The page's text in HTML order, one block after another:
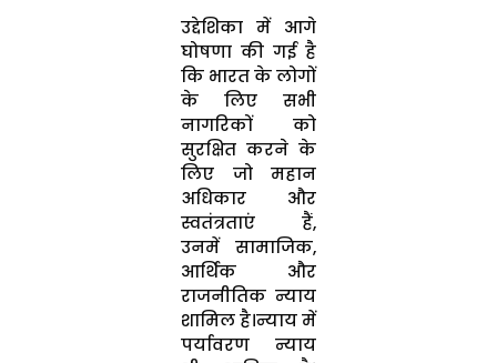
उद्देशिका में आगे
घोषणा की गई है
कि भारत के लोगों
के लिए सभी
नागरिकों को
सुरक्षित करने के
लिए जो महान
अधिकार और
स्वतंत्रताएं हैं,
उनमें सामाजिक,
आर्थिक और
राजनीतिक न्याय
शामिल है।न्याय में
पर्यावरण न्याय